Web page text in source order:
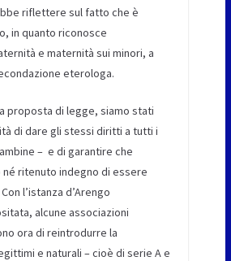
riflettere sul fatto che è
in quanto riconosce
e maternità sui minori, a
eterologa.
proposta di legge, siamo stati
di dare gli stessi diritti a tutti i
– e di garantire che
né ritenuto indegno di essere
l’istanza d’Arengo
alcune associazioni
ora di reintrodurre la
e naturali – cioè di serie A e